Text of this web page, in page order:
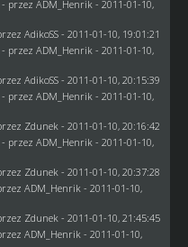
- przez ADM_Henrik - 2011-01-10,
AdikoSS - 2011-01-10, 19:01:21
- przez ADM_Henrik - 2011-01-10,
AdikoSS - 2011-01-10, 20:15:39
- przez ADM_Henrik - 2011-01-10,
Zdunek - 2011-01-10, 20:16:42
- przez ADM_Henrik - 2011-01-10,
Zdunek - 2011-01-10, 20:37:28
ADM_Henrik - 2011-01-10,
Zdunek - 2011-01-10, 21:45:45
ADM_Henrik - 2011-01-10,